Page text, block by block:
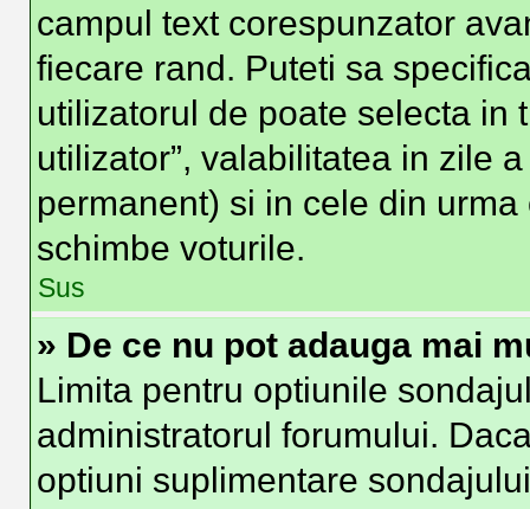
campul text corespunzator
fiecare rand. Puteti sa
utilizatorul de poate selecta in
utilizator”, valabilitatea in zile
permanent) si in cele din
schimbe voturile.
Sus
» De ce nu pot adauga mai
Limita pentru optiunile
administratorul forumului.
optiuni suplimentare